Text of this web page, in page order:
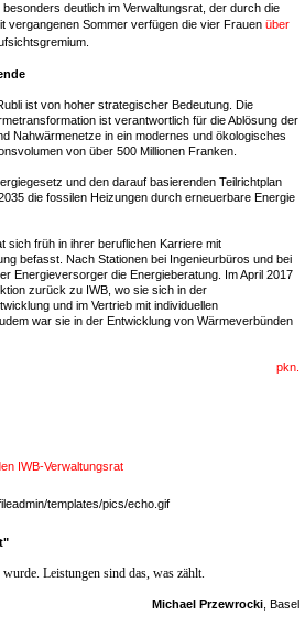
deutlich im Verwaltungsrat, der durch die
vergangenen Sommer verfügen die vier Frauen über
ist von hoher strategischer Bedeutung. Die
ist verantwortlich für die Ablösung der
Nahwärmenetze in ein modernes und ökologisches
von über 500 Millionen Franken.
und den darauf basierenden Teilrichtplan
die fossilen Heizungen durch erneuerbare Energie
sich früh in ihrer beruflichen Karriere mit
befasst. Nach Stationen bei Ingenieurbüros und bei
Energieversorger die Energieberatung. Im April 2017
zurück zu IWB, wo sie sich in der
und im Vertrieb mit individuellen
war sie in der Entwicklung von Wärmeverbünden
pkn.
IWB-Verwaltungsrat
Leistungen sind das, was zählt.
Michael Przewrocki , Basel